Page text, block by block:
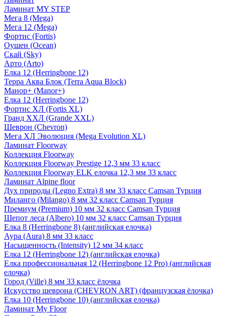
Ламинат MY STEP
Мега 8 (Mega)
Мега 12 (Mega)
Фортис (Fortis)
Оушен (Ocean)
Скай (Sky)
Арто (Arto)
Елка 12 (Herringbone 12)
Терра Аква Блок (Terra Aqua Block)
Манор+ (Manor+)
Елка 12 (Herringbone 12)
Фортис ХЛ (Fortis XL)
Гранд ХХЛ (Grande XXL)
Шеврон (Chevron)
Мега ХЛ Эволюция (Mega Evolution XL)
Ламинат Floorway
Коллекция Floorway
Коллекция Floorway Prestige 12,3 мм 33 класс
Коллекция Floorway ELK елочка 12,3 мм 33 класс
Ламинат Alpine floor
Дух природы (Legno Extra) 8 мм 33 класс Camsan Турция
Миланго (Milango) 8 мм 32 класс Camsan Турция
Премиум (Premium) 10 мм 32 класс Camsan Турция
Шепот леса (Albero) 10 мм 32 класс Camsan Турция
Елка 8 (Herringbone 8) (английская елочка)
Аура (Aura) 8 мм 33 класс
Насыщенность (Intensity) 12 мм 34 класс
Елка 12 (Herringbone 12) (английская елочка)
Елка профессиональная 12 (Herringbone 12 Pro) (английская
елочка)
Город (Ville) 8 мм 33 класс ёлочка
Искусство шеврона (CHEVRON ART) (французская ёлочка)
Елка 10 (Herringbone 10) (английская елочка)
Ламинат My Floor